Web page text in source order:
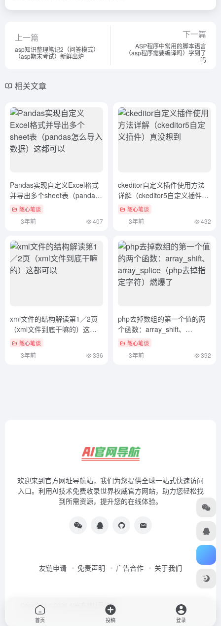
上一篇
asp知识整理笔记2（问答模式）
（asp期末考试）新鲜出炉
下一篇
ASP程序中常用的脚本语言
（asp程序需要编译吗）学到了
吗
相关文章
Pandas实现自定义Excel格式
并导出多个sheet表（pandas
怎么导入数据）这都可以
随心笔谈
3年前 407
ckeditor自定义插件使用方法
详解（ckeditor5自定义插件）
真没想到
随心笔谈
3年前 432
xml文件的结构解读第1／2页
（xml文件到底干嘛的）这都
可以随心笔谈
3年前 336
php去掉数组的第一个值的两
个函数：array_shift、
array_splice（php去掉指定字
随心笔谈
3年前 392
欢迎来到官方网址导航站，我们为您提供全球一站式快速访问
入口。利用AI技术免费收录世界权威官方网站，助力您轻松找
到所需资源，提升您的在线体验。
友链申请 免责声明 广告合作 关于我们
Copyright © 2026 AI官方网址导航站
首页 投稿 登录